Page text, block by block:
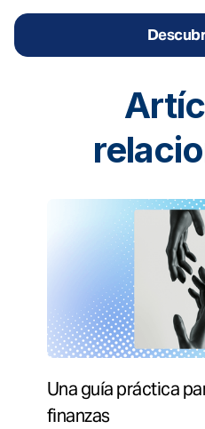
Una guía práctica
finanzas